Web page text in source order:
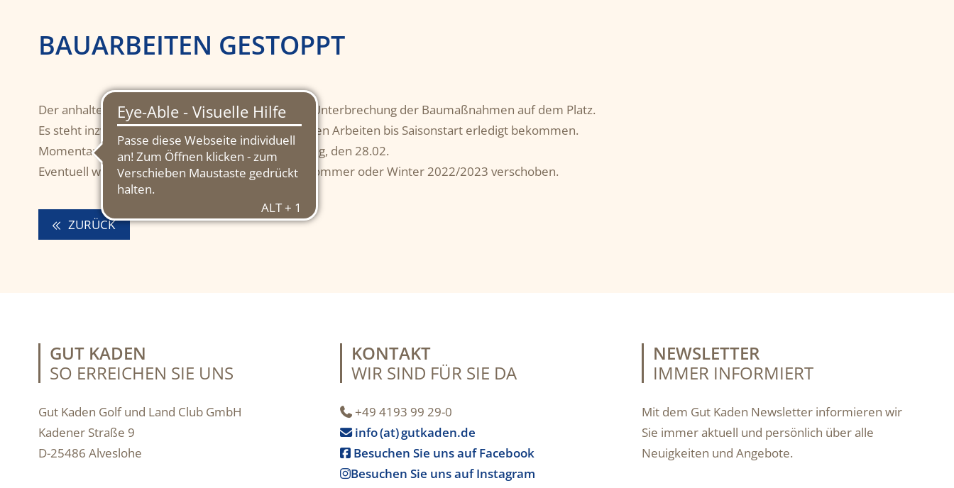
BAUARBEITEN GESTOPPT
Der anhaltenden Dauerregen zwingt uns zu einer Unterbrechung der Baumaßnahmen auf dem Platz.
Es steht inzwischen fest, dass wir nicht alle geplanten Arbeiten bis Saisonstart erledigt bekommen.
Momentan hoffen wir auf den Weiterbau ab Montag, den 28.02.
Eventuell werden die Restarbeiten dann auf den Sommer oder Winter 2022/2023 verschoben.
ZURÜCK
GUT KADEN
SO ERREICHEN SIE UNS
Gut Kaden Golf und Land Club GmbH
Kadener Straße 9
D-25486 Alveslohe
KONTAKT
WIR SIND FÜR SIE DA
+49 4193 99 29-0
info (at) gutkaden.de
Besuchen Sie uns auf Facebook
Besuchen Sie uns auf Instagram
NEWSLETTER
IMMER INFORMIERT
Mit dem Gut Kaden Newsletter informieren wir
Sie immer aktuell und persönlich über alle
Neuigkeiten und Angebote.